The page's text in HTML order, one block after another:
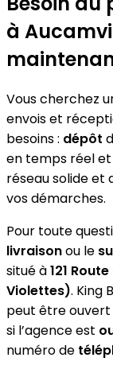
à
Vous cherchez
envois et
besoins : dépôt
en temps réel et
réseau solide et
vos démarches.
Pour toute
livraisonou le
situé à121
Violettes). King
peut être ouvert
si l’agence est
numéro de